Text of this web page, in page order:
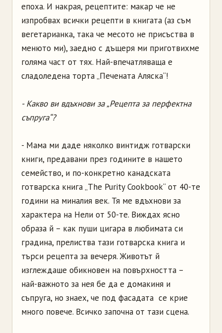
епоха. И накрая, рецептите: макар че не
изпробвах всички рецепти в книгата (аз съм
вегетарианка, така че месото не присъства в
менюто ми), заедно с дъщеря ми приготвихме
голяма част от тях. Най-впечатляваща е
сладоледена торта „Печената Аляска“!
- Какво ви вдъхнови за „Рецепта за перфектна
съпруга“?
- Мама ми даде няколко винтидж готварски
книги, предавани през годините в нашето
семейство, и по-конкретно канадската
готварска книга „The Purity Cookbook“ от 40-те
години на миналия век. Тя ме вдъхнови за
характера на Нели от 50-те. Виждах ясно
образа й – как пуши цигара в любимата си
градина, прелиства тази готварска книга и
търси рецепта за вечеря. Животът й
изглеждаше обикновен на повърхността –
най-важното за нея бе да е домакиня и
съпруга, но знаех, че под фасадата се крие
много повече. Всичко започна от тази сцена.